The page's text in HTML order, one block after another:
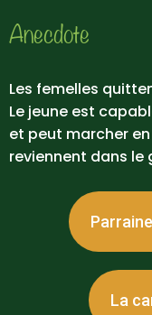
Anecdote
Les femelles
Le jeune est
et peut marcher
reviennent dans le
La